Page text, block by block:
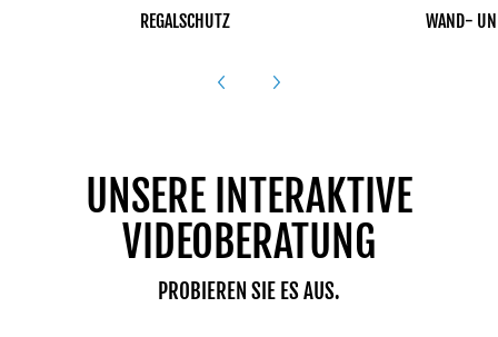
REGALSCHUTZ WAND-
UNSERE INTERAKTIVE
VIDEOBERATUNG
PROBIEREN SIE ES AUS.